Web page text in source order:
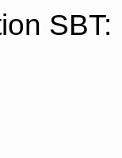
SBT: